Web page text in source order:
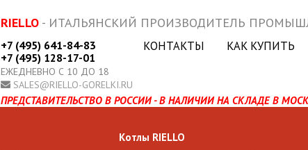
RIELLO- ИТАЛЬЯНСКИЙ ПРОИЗВОДИТЕЛЬ
+7 (495) 641-84-83
+7 (495) 128-17-01
ЕЖЕДНЕВНО С 10 ДО 18
SALES@RIELLO-GORELKI.RU
КОНТАКТЫ КАК КУПИТЬ
ПРЕДСТАВИТЕЛЬСТВО В РОССИИ - В НАЛИЧИИ НА СКЛАДЕ В
Котлы RIELLO